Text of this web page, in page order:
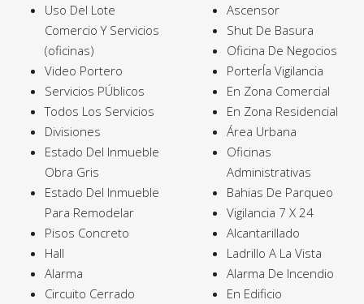
Uso Del Lote
Comercio Y Servicios
(oficinas)
Video Portero
Servicios PÚblicos
Todos Los Servicios
Divisiones
Estado Del Inmueble
Obra Gris
Estado Del Inmueble
Para Remodelar
Pisos Concreto
Hall
Alarma
Circuito Cerrado
Ascensor
Shut De Basura
Oficina De Negocios
PorterÍa Vigilancia
En Zona Comercial
En Zona Residencial
Área Urbana
Oficinas
Administrativas
Bahias De Parqueo
Vigilancia 7 X 24
Alcantarillado
Ladrillo A La Vista
Alarma De Incendio
En Edificio